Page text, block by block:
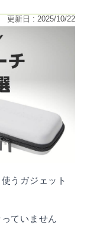
更新日 : 2025/10/22
うガジェット
ていません